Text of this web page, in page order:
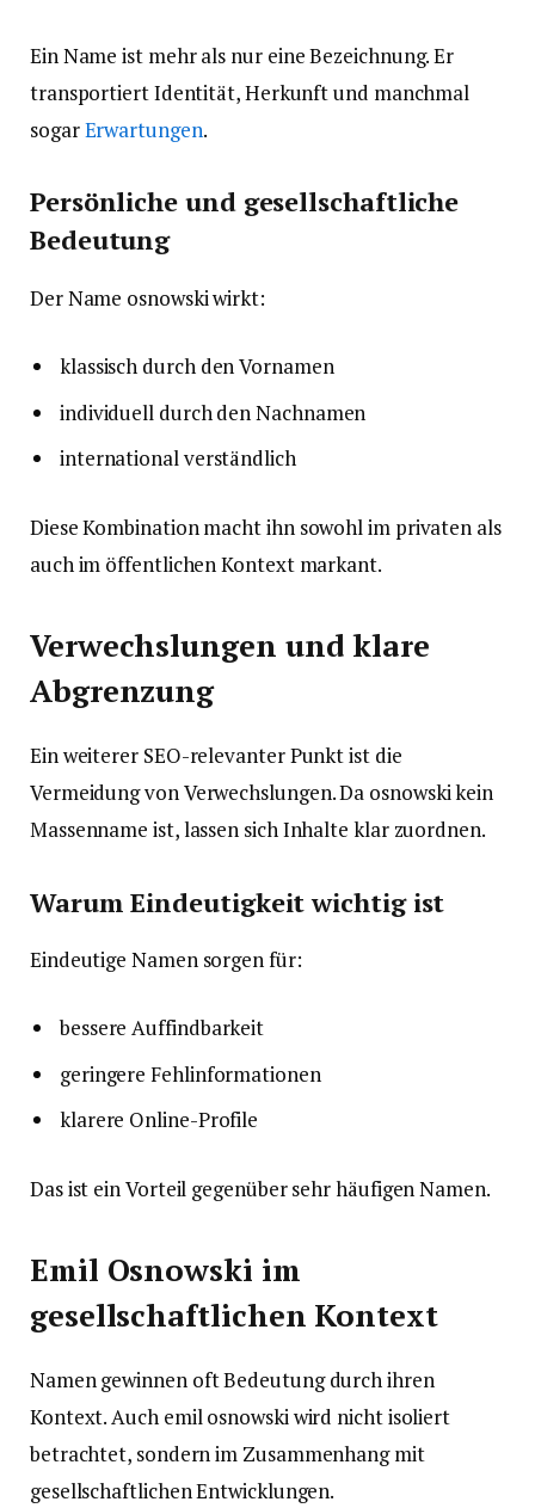
Ein Name ist mehr als nur eine Bezeichnung. Er
transportiert Identität, Herkunft und manchmal
sogarErwartungen.
Persönliche und gesellschaftliche
Bedeutung
Der Name osnowski wirkt:
klassisch durch den Vornamen
individuell durch den Nachnamen
international verständlich
Diese Kombination macht ihn sowohl im privaten als
auch im öffentlichen Kontext markant.
Verwechslungen und klare
Abgrenzung
Ein weiterer SEO-relevanter Punkt ist die
Vermeidung von Verwechslungen. Da osnowski kein
Massenname ist, lassen sich Inhalte klar zuordnen.
Warum Eindeutigkeit wichtig ist
Eindeutige Namen sorgen für:
bessere Auffindbarkeit
geringere Fehlinformationen
klarere Online-Profile
Das ist ein Vorteil gegenüber sehr häufigen Namen.
Emil Osnowski im
gesellschaftlichen Kontext
Namen gewinnen oft Bedeutung durch ihren
Kontext. Auch emil osnowski wird nicht isoliert
betrachtet, sondern im Zusammenhang mit
gesellschaftlichen Entwicklungen.